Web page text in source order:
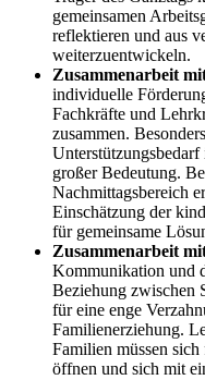
gemeinsamen
reflektieren und aus
weiterzuentwickeln.
Zusammenarbeit
individuelle
Fachkräfte und
zusammen.
großer Bedeutung.
Nachmittagsbereich
Einschätzung der
für gemeinsame
Zusammenarbeit
Kommunikation und
Beziehung zwischen
für eine enge
Familienerziehung.
Familien müssen sich
öffnen und sich mit